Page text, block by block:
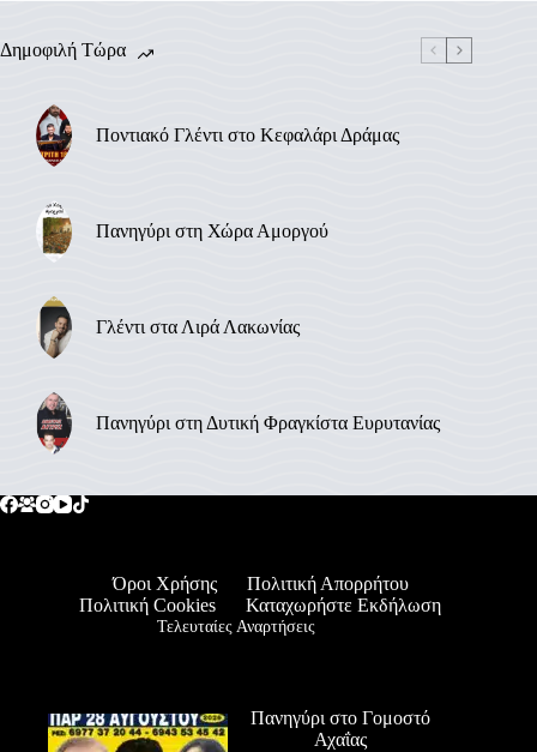
Δημοφιλή Τώρα
Ποντιακό Γλέντι στο Κεφαλάρι Δράμας
Πανηγύρι στη Χώρα Αμοργού
Γλέντι στα Λιρά Λακωνίας
Πανηγύρι στη Δυτική Φραγκίστα Ευρυτανίας
Όροι Χρήσης
Πολιτική Απορρήτου
Πολιτική Cookies
Καταχωρήστε Εκδήλωση
Τελευταίες Αναρτήσεις
Πανηγύρι στο Γομοστό
Αχαΐας